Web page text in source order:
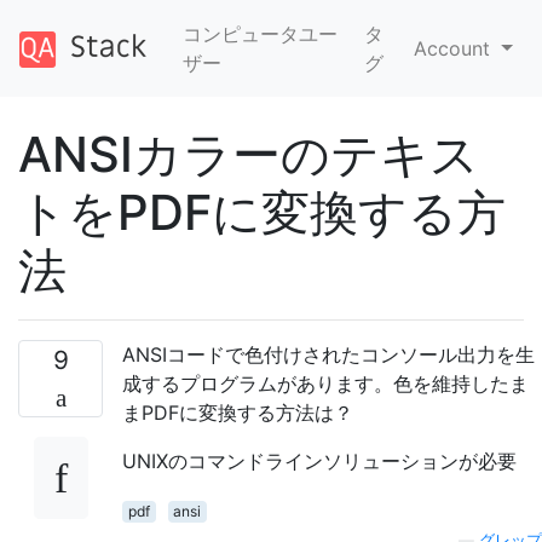
コンピュータユー
ザー
タ
グ
Account
ANSIカラーのテキス
トをPDFに変換する方
法
9
ANSIコードで色付けされたコンソール出力を生
成するプログラムがあります。色を維持したま
まPDFに変換する方法は？
UNIXのコマンドラインソリューションが必要
pdf
ansi